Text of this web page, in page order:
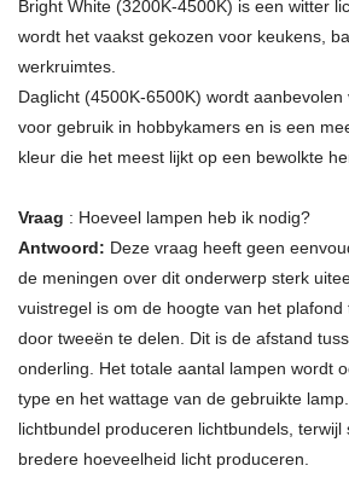
Bright White (3200K-4500K) is een witter
wordt het vaakst gekozen voor keukens,
werkruimtes.
Daglicht (4500K-6500K) wordt
voor gebruik in hobbykamers en is een
kleur die het meest lijkt op een bewolkte
Vraag : Hoeveel lampen heb ik nodig?
Antwoord: Deze vraag heeft geen
de meningen over dit onderwerp sterk
vuistregel is om de hoogte van het
door tweeën te delen. Dit is de afstand
onderling. Het totale aantal lampen wordt
type en het wattage van de gebruikte
lichtbundel produceren lichtbundels, terwijl
bredere hoeveelheid licht produceren.